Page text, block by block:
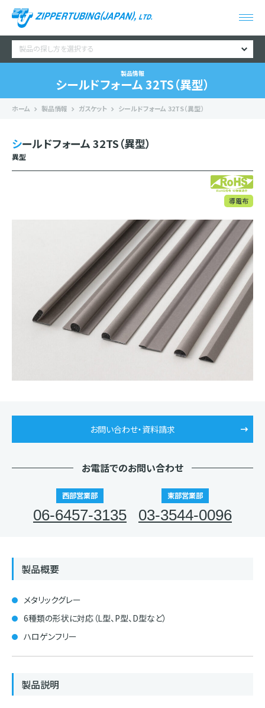
製品の探し方を選択する
製品情報
シールドフォーム 32TS（異型）
ホーム 製品情報 ガスケット シールドフォーム 32TS（異型）
シールドフォーム 32TS（異型）
異型
導電布
お問い合わせ・資料請求
お電話でのお問い合わせ
西部営業部
06-6457-3135
東部営業部
03-3544-0096
製品概要
メタリックグレー
6種類の形状に対応（L型、P型、D型など）
ハロゲンフリー
製品説明